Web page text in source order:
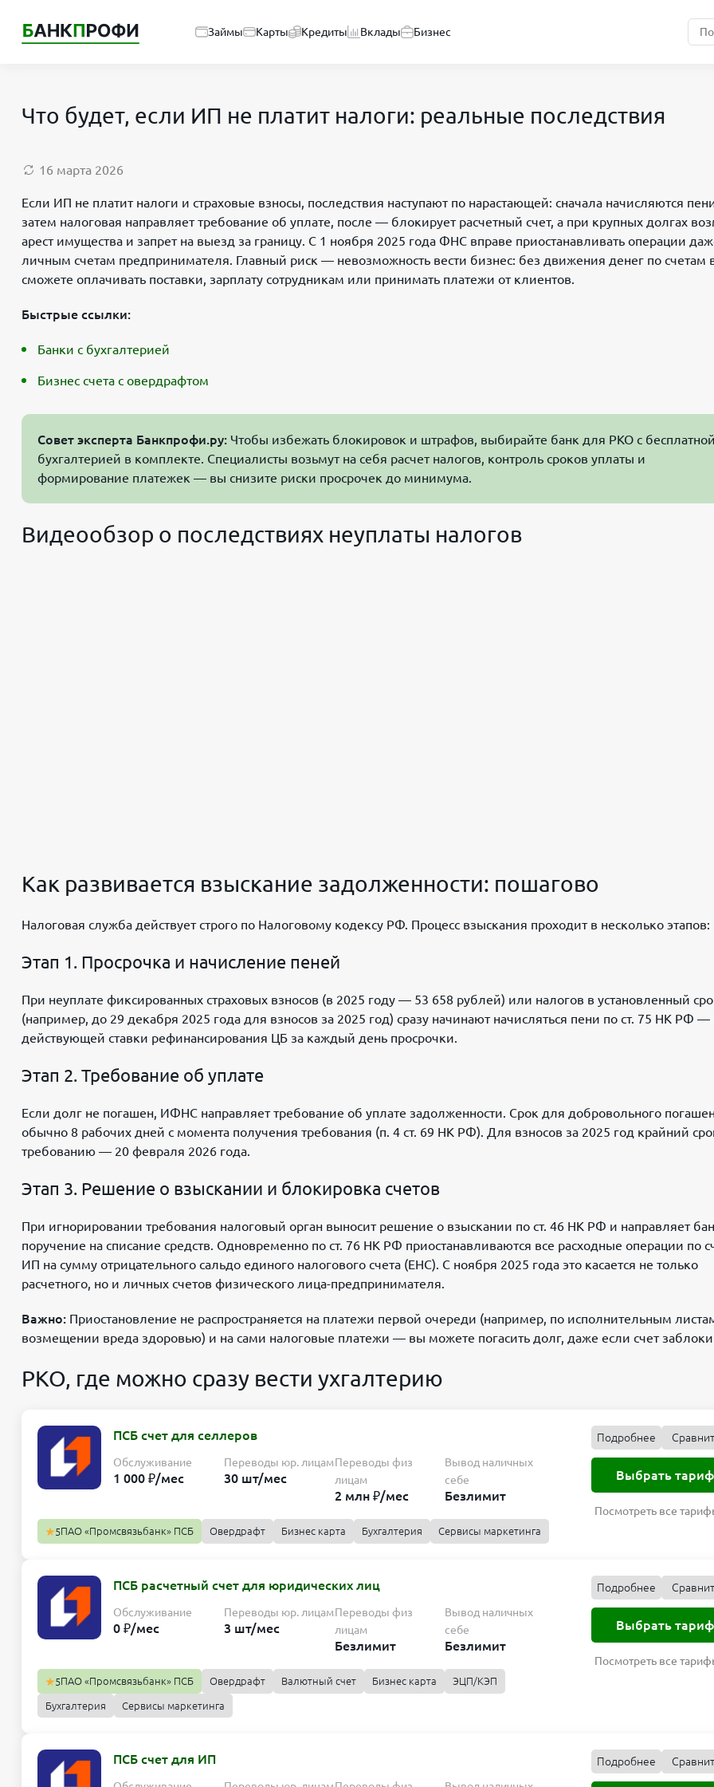
Займы Карты Кредиты Вклады Бизнес
Что будет, если ИП не платит налоги: реальные последствия
16 марта 2026
Если ИП не платит налоги и страховые взносы, последствия наступают по нарастающей: сначала начисляются
затем налоговая направляет требование об уплате, после — блокирует расчетный счет, а при крупных долгах
арест имущества и запрет на выезд за границу. С 1 ноября 2025 года ФНС вправе приостанавливать операции
личным счетам предпринимателя. Главный риск — невозможность вести бизнес: без движения денег по счетам
сможете оплачивать поставки, зарплату сотрудникам или принимать платежи от клиентов.
Быстрые ссылки:
Банки с бухгалтерией
Бизнес счета с овердрафтом
Совет эксперта Банкпрофи.ру: Чтобы избежать блокировок и штрафов, выбирайте банк для РКО с бесплатной
бухгалтерией в комплекте. Специалисты возьмут на себя расчет налогов, контроль сроков уплаты и
формирование платежек — вы снизите риски просрочек до минимума.
Видеообзор о последствиях неуплаты налогов
Как развивается взыскание задолженности: пошагово
Налоговая служба действует строго по Налоговому кодексу РФ. Процесс взыскания проходит в несколько этапов:
Этап 1. Просрочка и начисление пеней
При неуплате фиксированных страховых взносов (в 2025 году — 53 658 рублей) или налогов в установленный
(например, до 29 декабря 2025 года для взносов за 2025 год) сразу начинают начисляться пени по ст. 75 НК РФ
действующей ставки рефинансирования ЦБ за каждый день просрочки.
Этап 2. Требование об уплате
Если долг не погашен, ИФНС направляет требование об уплате задолженности. Срок для добровольного
обычно 8 рабочих дней с момента получения требования (п. 4 ст. 69 НК РФ). Для взносов за 2025 год крайний
требованию — 20 февраля 2026 года.
Этап 3. Решение о взыскании и блокировка счетов
При игнорировании требования налоговый орган выносит решение о взыскании по ст. 46 НК РФ и направляет
поручение на списание средств. Одновременно по ст. 76 НК РФ приостанавливаются все расходные операции по
ИП на сумму отрицательного сальдо единого налогового счета (ЕНС). С ноября 2025 года это касается не только
расчетного, но и личных счетов физического лица-предпринимателя.
Важно: Приостановление не распространяется на платежи первой очереди (например, по исполнительным
возмещении вреда здоровью) и на сами налоговые платежи — вы можете погасить долг, даже если счет
РКО, где можно сразу вести ухгалтерию
ПСБ счет для селлеров
Обслуживание
1 000 ₽/мес
Переводы юр. лицам
30 шт/мес
Переводы физ
лицам
2 млн ₽/мес
Вывод наличных
себе
Безлимит
5ПАО «Промсвязьбанк» ПСБ Овердрафт Бизнес карта Бухгалтерия Сервисы маркетинга
Подробнее
Выбрать тариф
Посмотреть все
Обслуживание
1 000 ₽/мес
Переводы юр. лицам
30 шт/мес
Переводы физ лицам
2 млн ₽/мес Безлимит Выбрать тариф
Обслуживание
3 000 ₽/мес
Переводы юр. лицам
100 шт/мес
Переводы физ лицам Вывод наличных себе
Подробнее Сравнить
Профи
Обслуживание
Подробнее Сравнить
ПСБ расчетный счет для юридических лиц
Обслуживание
0 ₽/мес
Переводы юр. лицам
3 шт/мес
Переводы физ
лицам
Безлимит
Вывод наличных
себе
Безлимит
5ПАО «Промсвязьбанк» ПСБ Овердрафт Валютный счет Бизнес карта ЭЦП/КЭП
Бухгалтерия Сервисы маркетинга
Подробнее
Выбрать тариф
Посмотреть все
Обслуживание Переводы юр. лицам
3 шт/мес Безлимит Безлимит Выбрать тариф
ПСБ счет для ИП Подробнее